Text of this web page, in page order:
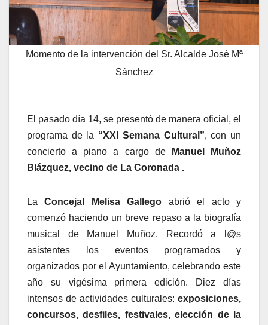
Momento de la intervención del Sr. Alcalde José Mª
Sánchez
El pasado día 14, se presentó de manera oficial, el
programa de la “XXI Semana Cultural”, con un
concierto a piano a cargo de
Manuel Muñoz
Blázquez, vecino de La Coronada .
LaConcejal Melisa Gallego abrió el acto y
comenzó haciendo un breve repaso a la biografía
musical de Manuel Muñoz. Recordó a l@s
asistentes los eventos programados y
organizados por el Ayuntamiento, celebrando este
año su vigésima primera edición. Diez días
intensos de actividades culturales: exposiciones,
concursos, desfiles, festivales, elección de la